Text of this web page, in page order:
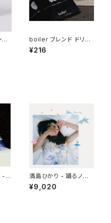
パ
boiler ブレンド ドリッ
プパック
¥216
-
満島ひかり - 踊るノア
ール(12")
¥9,020